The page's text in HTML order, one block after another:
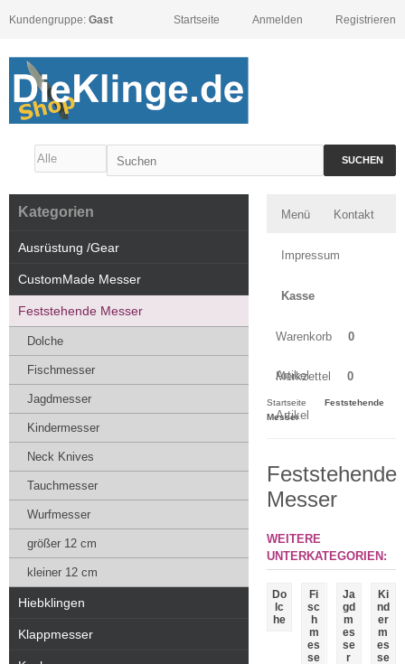
Kundengruppe: Gast Registrieren
Anmelden
Startseite
SUCHEN
Menü Kontakt
Impressum
Kasse
Warenkorb 0
Artikel
Merkzettel 0
Artikel
Startseite
Feststehende
Messer
Feststehende
Messer
WEITERE
UNTERKATEGORIEN:
Do
lc
he
Fi
sc
h
m
es
se
Ja
gd
m
es
se
r
Ki
nd
er
m
es
se
Kategorien
Ausrüstung /Gear
CustomMade Messer
Feststehende Messer
Dolche
Fischmesser
Jagdmesser
Kindermesser
Neck Knives
Tauchmesser
Wurfmesser
größer 12 cm
kleiner 12 cm
Hiebklingen
Klappmesser